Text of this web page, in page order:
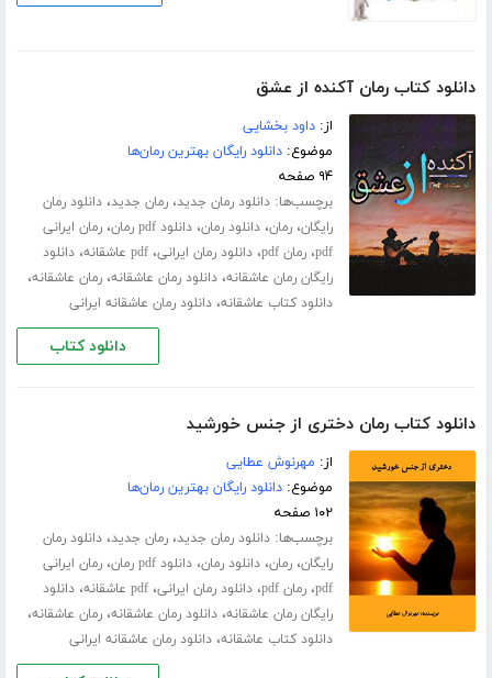
دانلود کتاب رمان آکنده از عشق
از:داود بخشایی
موضوع:دانلود رایگان بهترین رمان‌ها
۹۴ صفحه
برچسب‌ها:دانلود رمان جدید،رمان جدید،دانلود رمان
رایگان،رمان،دانلود رمان،دانلود pdf رمان ،رمان ایرانی
pdf،رمان pdf ،دانلود رمان ایرانی،pdf عاشقانه ،دانلود
رایگان رمان عاشقانه،دانلود رمان عاشقانه،رمان عاشقانه،
دانلود کتاب عاشقانه،دانلود رمان عاشقانه ایرانی
دانلود کتاب
دانلود کتاب رمان دختری از جنس خورشید
از: مهرنوش عطایی
موضوع:دانلود رایگان بهترین رمان‌ها
۱۰۲ صفحه
برچسب‌ها:دانلود رمان جدید،رمان جدید،دانلود رمان
رایگان،رمان،دانلود رمان،دانلود pdf رمان ،رمان ایرانی
pdf،رمان pdf ،دانلود رمان ایرانی،pdf عاشقانه ،دانلود
رایگان رمان عاشقانه،دانلود رمان عاشقانه،رمان عاشقانه،
دانلود کتاب عاشقانه،دانلود رمان عاشقانه ایرانی